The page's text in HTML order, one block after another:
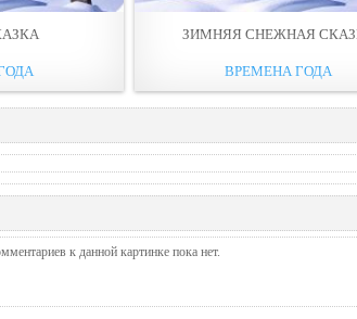
ЗИМНЯЯ СНЕЖНАЯ
ВРЕМЕНА ГОДА
к данной картинке пока нет.